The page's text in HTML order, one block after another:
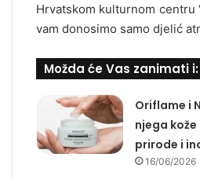
Hrvatskom kulturnom centru
vam donosimo samo djelić
Možda će Vas zanimati i:
Oriflame i
njega
prirode i
16/06/2026